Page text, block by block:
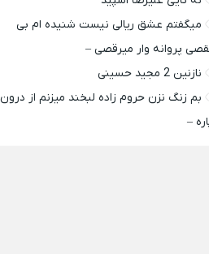
میگفتم عشق ریالی نیست شنیده ام بی
پروانه وار میرقصی –
نازنین 2 مجید حسینی
بم زنگ نزن حروم زاده لبخند میزنم از درون
–